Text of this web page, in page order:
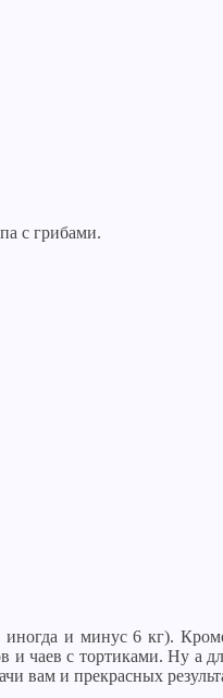
с грибами.
и минус 6 кг).
чаев с тортиками. Ну а
вам и прекрасных